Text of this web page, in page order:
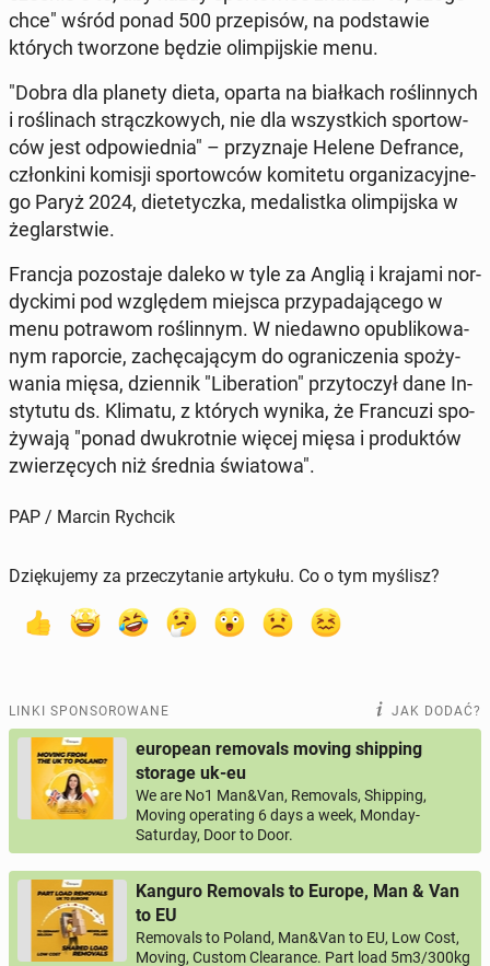
chce" wśród ponad 500 prze­pi­sów, na pod­sta­wie
których two­rzo­ne będzie olim­pij­skie menu.
"Dobra dla planety dieta, oparta na biał­kach ro­ślin­nych
i ro­śli­nach strącz­ko­wych, nie dla wszyst­kich spor­tow­
ców jest od­po­wied­nia" – przy­zna­je Helene De­fran­ce,
człon­ki­ni komisji spor­tow­ców ko­mi­te­tu or­ga­ni­za­cyj­ne­
go Paryż 2024, die­te­tycz­ka, me­da­list­ka olim­pij­ska w
że­glar­stwie.
Francja po­zo­sta­je daleko w tyle za Anglią i krajami nor­
dyc­ki­mi pod wzglę­dem miejsca przy­pa­da­ją­ce­go w
menu po­tra­wom ro­ślin­nym. W nie­daw­no opu­bli­ko­wa­
nym ra­por­cie, za­chę­ca­ją­cym do ogra­ni­cze­nia spo­ży­
wa­nia mięsa, dzien­nik "Li­be­ra­tion" przy­to­czył dane In­
sty­tu­tu ds. Klimatu, z których wynika, że Fran­cu­zi spo­
ży­wa­ją "ponad dwu­krot­nie więcej mięsa i pro­duk­tów
zwie­rzę­cych niż średnia świa­to­wa".
PAP / Marcin Rychcik
Dziękujemy za przeczytanie artykułu. Co o tym myślisz?
LINKI SPONSOROWANE JAK DODAĆ?
european removals moving shipping
storage uk-eu
We are No1 Man&Van, Removals, Shipping,
Moving operating 6 days a week, Monday-
Saturday, Door to Door.
Kanguro Removals to Europe, Man & Van
to EU
Removals to Poland, Man&Van to EU, Low Cost,
Moving, Custom Clearance. Part load 5m3/300kg